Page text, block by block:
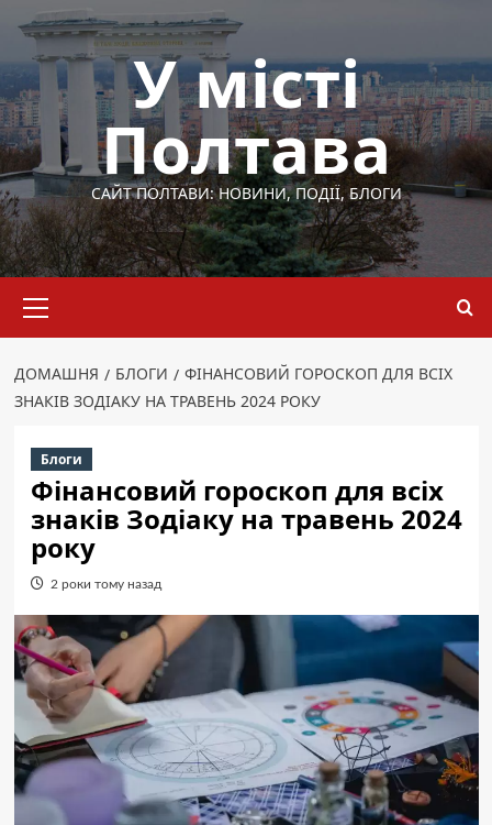
Перейти
вмісту
У місті
Полтава
САЙТ ПОЛТАВИ: НОВИНИ, ПОДІЇ, БЛОГИ
меню
ДОМАШНЯ БЛОГИ
ФІНАНСОВИЙ ГОРОСКОП ДЛЯ ВСІХ
ЗНАКІВ ЗОДІАКУ НА ТРАВЕНЬ 2024 РОКУ
Блоги
Фінансовий гороскоп для всіх
знаків Зодіаку на травень 2024
року
2 роки тому назад